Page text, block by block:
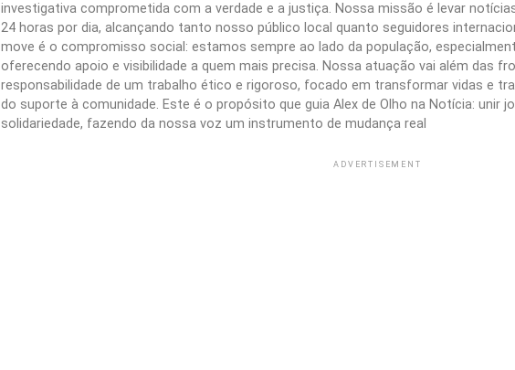
investigativa comprometida com a verdade e a justiça. Nossa missão é levar
24 horas por dia, alcançando tanto nosso público local quanto seguidores
move é o compromisso social: estamos sempre ao lado da população,
oferecendo apoio e visibilidade a quem mais precisa. Nossa atuação vai além das
responsabilidade de um trabalho ético e rigoroso, focado em transformar vidas e
do suporte à comunidade. Este é o propósito que guia Alex de Olho na Notícia: unir
solidariedade, fazendo da nossa voz um instrumento de mudança real
ADVERTISEMENT